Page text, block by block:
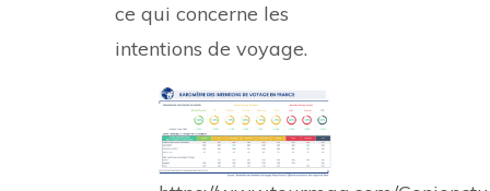
ce qui concerne les
intentions de voyage.